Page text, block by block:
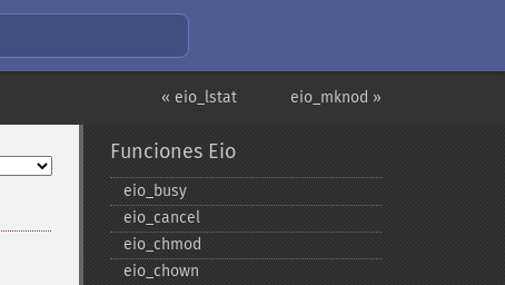
eio_mknod »
« eio_lstat
Funciones Eio
eio_​busy
eio_​cancel
eio_​chmod
eio_​chown